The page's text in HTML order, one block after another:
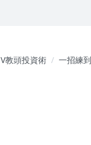
V教頭投資術
一招練